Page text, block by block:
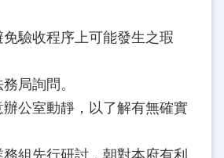
驗收程序上可能發生之瑕
局詢問。
公室動靜，以了解有無確實
組先行研討，朝對本府有利